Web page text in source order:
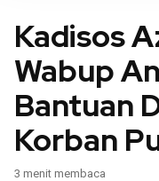
Kadisos
Wabup
Bantuan
Korban
3 menit membaca